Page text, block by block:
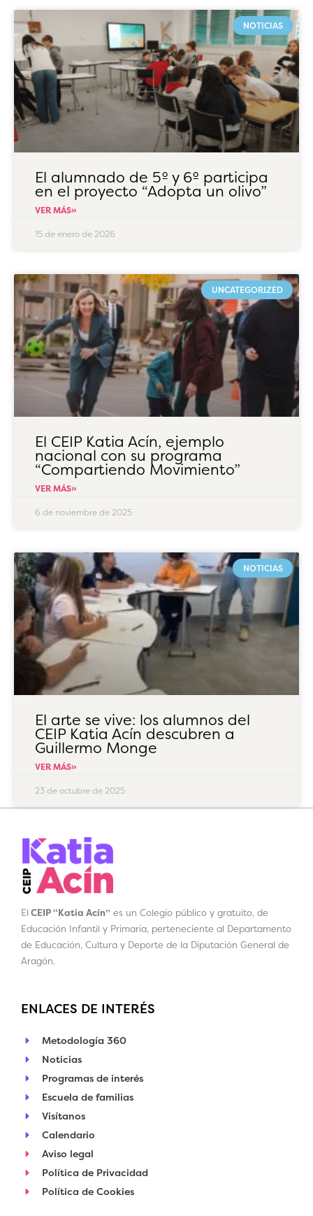
NOTICIAS
El alumnado de 5º y 6º participa
en el proyecto “Adopta un olivo”
VER MÁS»
15 de enero de 2026
UNCATEGORIZED
El CEIP Katia Acín, ejemplo
nacional con su programa
“Compartiendo Movimiento”
VER MÁS»
6 de noviembre de 2025
NOTICIAS
El arte se vive: los alumnos del
CEIP Katia Acín descubren a
Guillermo Monge
VER MÁS»
23 de octubre de 2025
El CEIP “Katia Acín” es un Colegio público y gratuito, de
Educación Infantil y Primaria, perteneciente al Departamento
de Educación, Cultura y Deporte de la Diputación General de
Aragón.
ENLACES DE INTERÉS
Metodología 360
Noticias
Programas de interés
Escuela de familias
Visítanos
Calendario
Aviso legal
Política de Privacidad
Política de Cookies